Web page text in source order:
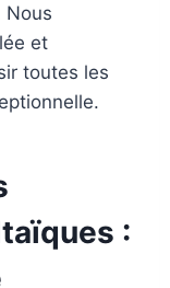
Nous
et
toutes les
: